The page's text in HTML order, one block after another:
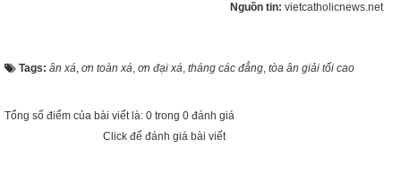
Nguồn tin: vietcatholicnews.net
Tags: ân xá, ơn toàn xá, ơn đại xá, tháng các đẳng, tòa ân giải tối cao
Tổng số điểm của bài viết là: 0 trong 0 đánh giá
Click để đánh giá bài viết